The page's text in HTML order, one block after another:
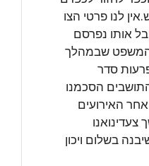
לנו פרטי הצו
אותו נפרסם
שבמהלך
סדר
הסכמנו
האירועים
בשלום ויכון